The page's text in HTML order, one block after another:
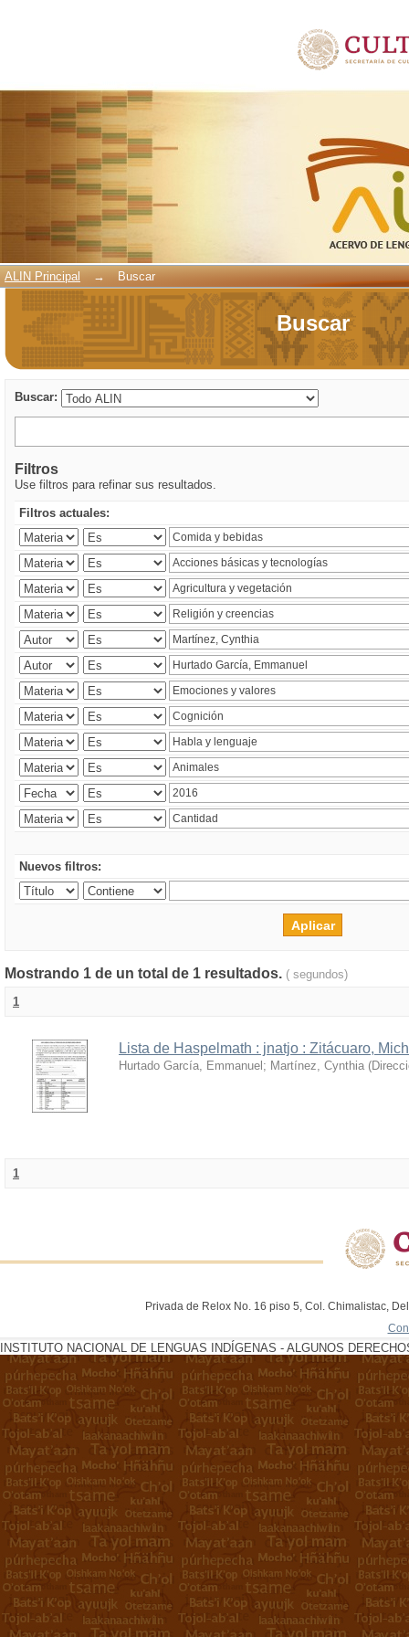
ALIN Principal → Buscar
Buscar
Buscar:
Filtros
Use filtros para refinar sus resultados.
Filtros actuales:
Nuevos filtros:
Mostrando 1 de un total de 1 resultados. ( segundos)
1
Lista de Haspelmath : jnatjo : Zitácuaro,
Hurtado García, Emmanuel ; Martínez, Cynthia (
1
Privada de Relox No. 16 piso 5, Col. Chimalistac,
INSTITUTO NACIONAL DE LENGUAS INDÍGENAS - ALGUNOS